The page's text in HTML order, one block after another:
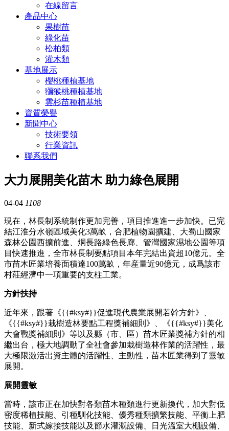
在線留言
產品中心
果樹苗
綠化苗
松柏類
灌木類
基地展示
櫻桃種植基地
獼猴桃種植基地
雲杉苗種植基地
資質榮譽
新聞中心
技術要領
行業資訊
聯系我們
大力展開美化苗木 助力綠色展開
04-04 1108
現在，林長制系統制作更加完善，項目推進進一步加快。已完
結江淮分水嶺區域美化3萬畝，合肥植物園擴建、大蜀山國家
森林公園西擴前進、烔長路綠色長廊、管灣國家濕地公園等項
目快速推進，全市林長制要點項目本年完結出資超10億元。全
市苗木匠業培養面積達100萬畝，年産量近90億元，成爲該市
村莊經濟中一項重要的支柱工業。
方針扶持
近年來，跟著《{{#ksy#}}促進現代農業展開若幹方針》、
《{{#ksy#}}栽樹造林要點工程獎補細則》、《{{#ksy#}}美化
大會戰獎補細則》等以及縣（市、區）苗木匠業獎補方針的相
繼出台，極大地調動了全社會參加栽樹造林作業的活躍性，最
大極限激活出資主體的活躍性、主動性，苗木匠業得到了靈敏
展開。
展開靈敏
當時，該市正在加快對各類苗木種類進行更新換代，加大對低
密度稀植技能、引種馴化技能、優秀種類擴繁技能、平衡上肥
技能、新式嫁接技能以及節水灌溉設備、日光溫室大棚設備、